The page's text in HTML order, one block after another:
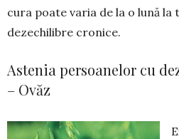
cura poate varia de la o lună
dezechi­libre cronice.
Astenia persoanelor cu
– Ovăz